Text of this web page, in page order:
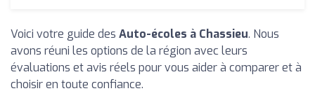
Voici votre guide des Auto-écoles à Chassieu. Nous
avons réuni les options de la région avec leurs
évaluations et avis réels pour vous aider à comparer et à
choisir en toute confiance.